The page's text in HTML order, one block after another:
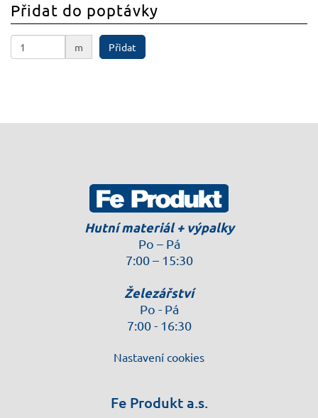
Přidat do poptávky
m Přidat
Hutní materiál + výpalky
Po – Pá
7:00 – 15:30
Železářství
Po - Pá
7:00 - 16:30
Nastavení cookies
Fe Produkt a.s.